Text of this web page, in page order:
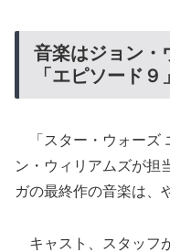
音楽はジョン・
「エピソード
「スター・ウォーズ
ン・ウィリアムズが担
ガの最終作の音楽は、
キャスト、スタッフ